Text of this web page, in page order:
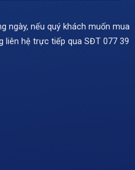
ngày, nếu quý khách muốn mua
liên hệ trực tiếp qua SĐT 077 39